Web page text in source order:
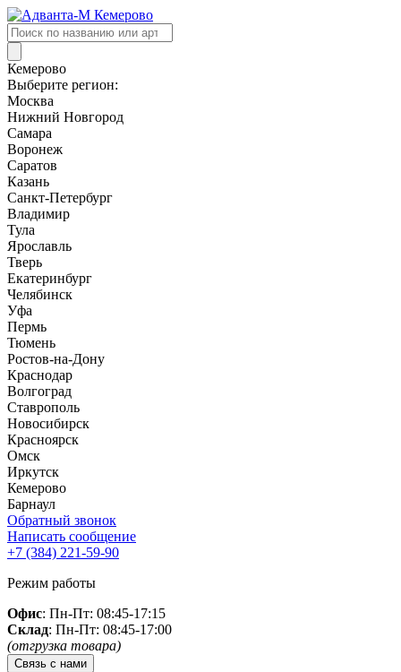
Поиск
товаров
Кемерово
Выберите регион:
Москва
Нижний Новгород
Самара
Воронеж
Саратов
Казань
Санкт-Петербург
Владимир
Тула
Ярославль
Тверь
Екатеринбург
Челябинск
Уфа
Пермь
Тюмень
Ростов-на-Дону
Краснодар
Волгоград
Ставрополь
Новосибирск
Красноярск
Омск
Иркутск
Кемерово
Барнаул
Обратный звонок
Написать сообщение
+7 (384) 221-59-90
Режим работы
Офис: Пн-Пт: 08:45-17:15
Склад: Пн-Пт: 08:45-17:00
(отгрузка товара)
Связь с нами